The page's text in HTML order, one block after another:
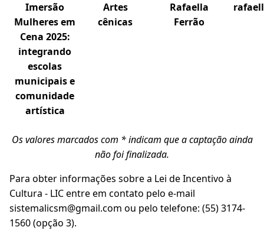
Imersão
Mulheres em
Cena 2025:
integrando
escolas
municipais e
comunidade
artística
Artes
cênicas
Rafaella
Ferrão
Os valores marcados com * indicam que a captação ainda
não foi finalizada.
Para obter informações sobre a Lei de Incentivo à
Cultura - LIC entre em contato pelo e-mail
sistemalicsm@gmail.com ou pelo telefone: (55) 3174-
1560 (opção 3).